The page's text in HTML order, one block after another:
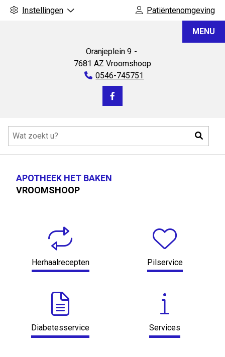
Instellingen Patiëntenomgeving
Oranjeplein 9
7681 AZ Vroomshoop
Tel:
0546-745751
Bezoek
facebook
MENU
APOTHEEK HET BAKEN
VROOMSHOOP
Herhaalrecepten Pilservice
Diabetesservice Services